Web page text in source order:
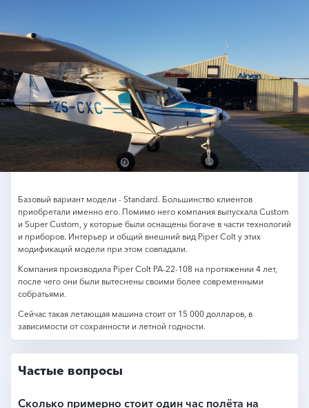
Базовый вариант модели - Standard. Большинство клиентов
приобретали именно его. Помимо него компания выпускала Custom
и Super Custom, у которые были оснащены богаче в части технологий
и приборов. Интерьер и общий внешний вид Piper Colt у этих
модификаций модели при этом совпадали.
Компания производила Piper Colt PA-22-108 на протяжении 4 лет,
после чего они были вытеснены своими более современными
собратьями.
Сейчас такая летающая машина стоит от 15 000 долларов, в
зависимости от сохранности и летной годности.
Частые вопросы
Сколько примерно стоит один час полёта на